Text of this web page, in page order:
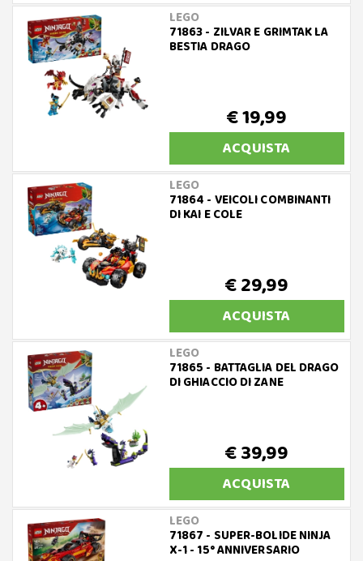
LEGO
71863 - ZILVAR E GRIMTAK LA
BESTIA DRAGO
€ 19,99
ACQUISTA
LEGO
71864 - VEICOLI COMBINANTI
DI KAI E COLE
€ 29,99
ACQUISTA
LEGO
71865 - BATTAGLIA DEL DRAGO
DI GHIACCIO DI ZANE
€ 39,99
ACQUISTA
LEGO
71867 - SUPER-BOLIDE NINJA
X-1 - 15° ANNIVERSARIO